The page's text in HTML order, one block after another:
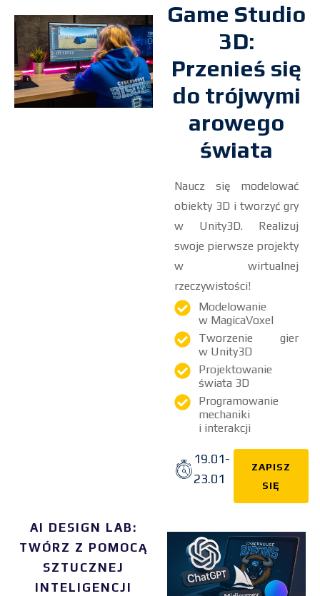
Game Studio
3D:
Przenieś się
do trójwymi
arowego
świata
Naucz się modelować
obiekty 3D i tworzyć gry
w Unity3D. Realizuj
swoje pierwsze projekty
w wirtualnej
rzeczywistości!
Modelowanie
w MagicaVoxel
Tworzenie gier
w Unity3D
Projektowanie
świata 3D
Programowanie
mechaniki
i interakcji
19.01-
23.01
ZAPISZ
SIĘ
AI DESIGN LAB:
TWÓRZ Z POMOCĄ
SZTUCZNEJ
INTELIGENCJI